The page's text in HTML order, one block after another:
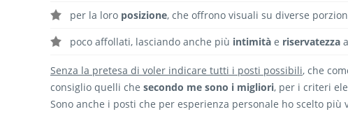
per la loro posizione, che offrono visuali su diverse
poco affollati, lasciando anche più intimità e riservatezza
Senza la pretesa di voler indicare tutti i posti possibili, che
consiglio quelli che secondo me sono i migliori, per i criteri
Sono anche i posti che per esperienza personale ho scelto